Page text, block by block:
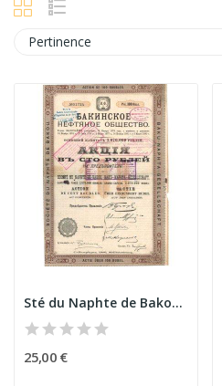
Pertinence
Sté du Naphte de Bakou (Act 100 Rbls)
25,00 €